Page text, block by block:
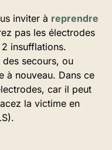
inviter à reprendre
pas les électrodes
insufflations.
des secours, ou
à nouveau. Dans ce
car il peut
la victime en